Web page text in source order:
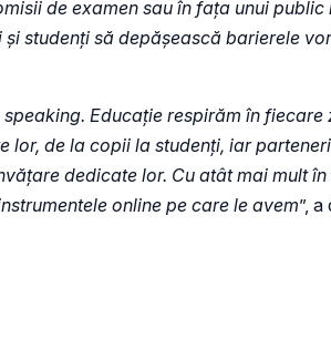
de examen sau în fața unui public
studenți să depășească barierele
Educație respirăm în fiecare
de la copii la studenți, iar
dedicate lor. Cu atât mai mult
online pe care le avem”,